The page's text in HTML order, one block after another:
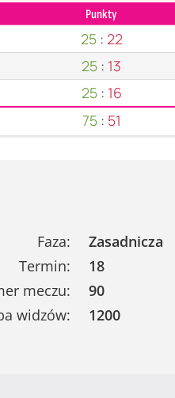
Punkty
25: 22
25 : 13
25: 16
75: 51
Faza:
Zasadnicza
Termin:
18
meczu:
90
widzów:
1200